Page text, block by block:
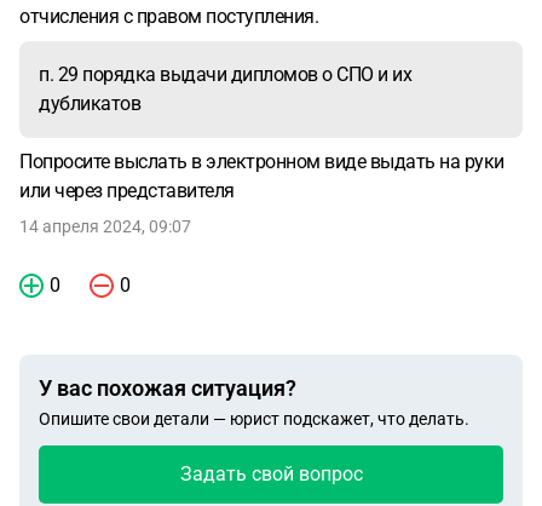
отчисления с правом поступления.
п. 29 порядка выдачи дипломов о СПО и их
дубликатов
Попросите выслать в электронном виде выдать на руки
или через представителя
14 апреля 2024, 09:07
0 0
У вас похожая ситуация?
Опишите свои детали — юрист подскажет, что делать.
Задать свой вопрос